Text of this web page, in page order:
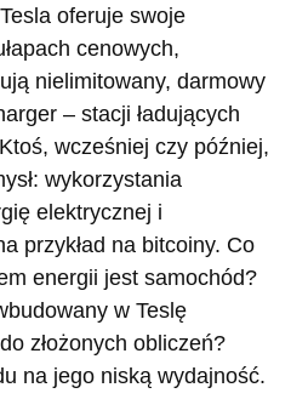
oferuje swoje
cenowych,
nielimitowany, darmowy
– stacji ładujących
wcześniej czy później,
wykorzystania
elektrycznej i
przykład na bitcoiny. Co
energii jest samochód?
w Teslę
złożonych obliczeń?
na jego niską wydajność.